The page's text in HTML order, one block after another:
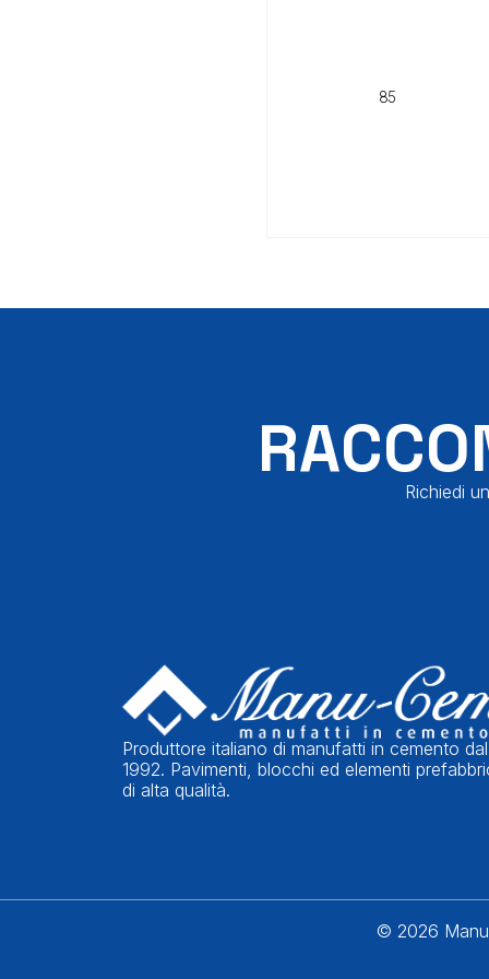
85
Richiedi
Produttore italiano di manufatti in cemento dal
1992. Pavimenti, blocchi ed elementi
di alta qualità.
© 2026